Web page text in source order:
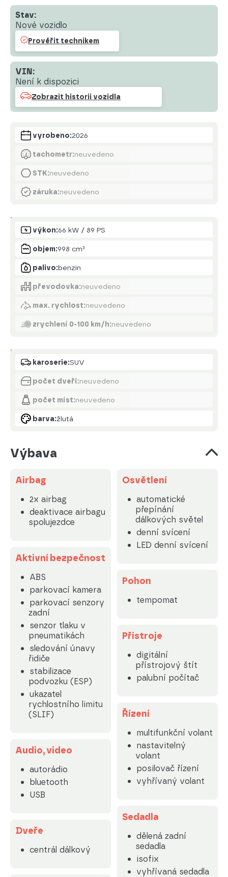
Stav:
Nové vozidlo
Prověřit technikem
VIN:
Není k dispozici
Zobrazit historii vozidla
vyrobeno:2026
tachometr:neuvedeno
STK:neuvedeno
záruka:neuvedeno
Motor
výkon:66 kW / 89 PS
objem:998 cm³
palivo:benzin
převodovka:neuvedeno
max. rychlost:neuvedeno
zrychlení 0-100 km/h:neuvedeno
Karoserie
karoserie:SUV
počet dveří:neuvedeno
počet míst:neuvedeno
barva:žlutá
Výbava
Airbag
2x airbag
deaktivace airbagu
spolujezdce
Aktivní bezpečnost
ABS
parkovací kamera
parkovací senzory
zadní
senzor tlaku v
pneumatikách
sledování únavy
řidiče
stabilizace
podvozku (ESP)
ukazatel
rychlostního limitu
(SLIF)
Audio, video
autorádio
bluetooth
USB
Dveře
centrál dálkový
Osvětlení
automatické
přepínání
dálkových světel
denní svícení
LED denní svícení
Pohon
tempomat
Přístroje
digitální
přístrojový štít
palubní počítač
Řízení
multifunkční volant
nastavitelný
volant
posilovač řízení
vyhřívaný volant
Sedadla
dělená zadní
sedadla
isofix
vyhřívaná sedadla